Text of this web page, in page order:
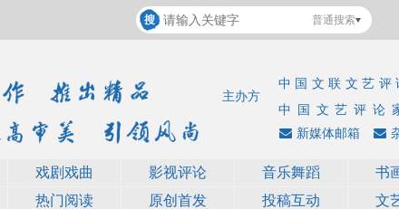
普通搜索
中国文联文艺评
中国文艺评论
主办方
新媒体邮箱
戏剧戏曲 影视评论 音乐舞蹈
书
热门阅读 原创首发 投稿互动
文